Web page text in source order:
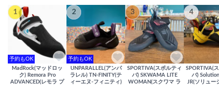
1
予約もOK
MadRock(マッドロッ
ク) Remora Pro
ADVANCED(レモラ プ
2
予約もOK
UNPARALLEL(アンパ
ラレル) TN-FINITY(テ
ィーエヌ-フィニティ)
3
SPORTIVA(スポルティ
バ) SKWAMA LITE
WOMAN(スクワマ ラ
4
SPORTIVA(
バ)
JR(ソリュー